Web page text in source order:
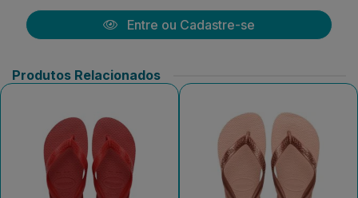
Entre ou Cadastre-se
Produtos Relacionados